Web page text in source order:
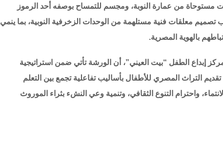
مستوحاة من عمارة النوبة، ومجسم للتمساح بوصفه أحد الرموز
تصميم معلقات فنية مستلهمة من الوحدات الزخرفية النوبية، بما ينمي
بالهوية المصرية.
إبداع الطفل “بيت العيني”، أن الورشة تأتي ضمن استراتيجية
تقديم التراث المصري للأطفال بأساليب تفاعلية تجمع بين التعلم
واحترام التنوع الثقافي، وتنمية وعي النشء بثراء الموروث